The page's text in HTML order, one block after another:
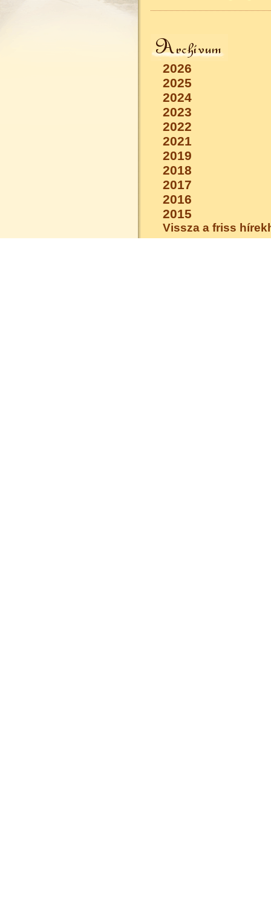
2026
2025
2024
2023
2022
2021
2019
2018
2017
2016
2015
Vissza a friss